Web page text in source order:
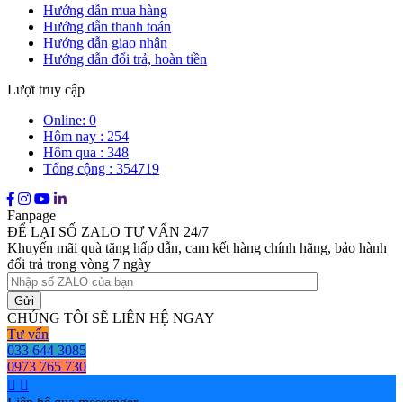
Hướng dẫn mua hàng
Hướng dẫn thanh toán
Hướng dẫn giao nhận
Hướng dẫn đổi trả, hoàn tiền
Lượt truy cập
Online: 0
Hôm nay : 254
Hôm qua : 348
Tổng cộng : 354719
Fanpage
ĐỂ LẠI SỐ ZALO TƯ VẤN 24/7
Khuyến mãi quà tặng hấp dẫn, cam kết hàng chính hãng, bảo hành
đổi trả trong vòng 7 ngày
CHÚNG TÔI SẼ LIÊN HỆ NGAY
Tư vấn
033 644 3085
0973 765 730